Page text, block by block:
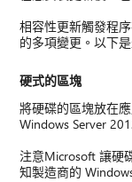
相容性更新觸發程
的多項變更。以下
硬式的區塊
將硬碟的區塊放在
Windows Server
注意Microsoft 讓硬
知製造商的